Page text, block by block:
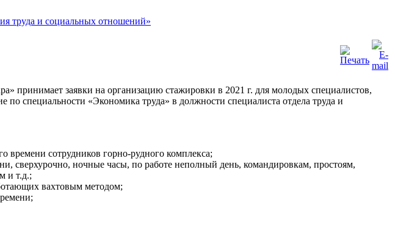
принимает заявки на организацию стажировки в 2021 г. для молодых специалистов,
по специальности «Экономика труда» в должности специалиста отдела труда и
времени сотрудников горно-рудного комплекса;
сверхурочно, ночные часы, по работе неполный день, командировкам, простоям,
и т.д.;
вахтовым методом;